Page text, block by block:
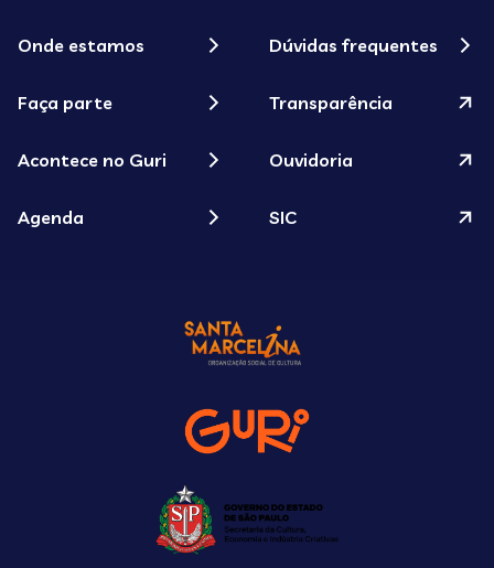
Onde estamos
Faça parte
Acontece no Guri
Agenda
Dúvidas frequentes
Transparência
Ouvidoria
SIC